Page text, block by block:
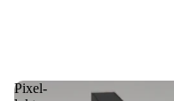
Pixel-